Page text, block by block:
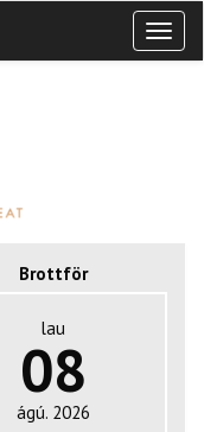
Brottför
lau
08
ágú. 2026